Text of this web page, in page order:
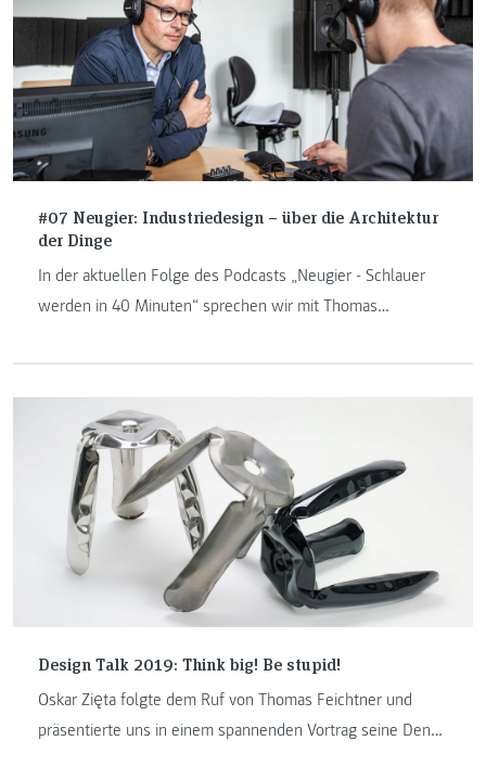
#07 Neugier: Industriedesign – über die Architektur
der Dinge
In der aktuellen Folge des Podcasts „Neugier - Schlauer
werden in 40 Minuten“ sprechen wir mit Thomas
von (Industrie)Design.
Design Talk 2019: Think big! Be stupid!
Oskar Zięta folgte dem Ruf von Thomas Feichtner und
präsentierte uns in einem spannenden Vortrag seine Denk-